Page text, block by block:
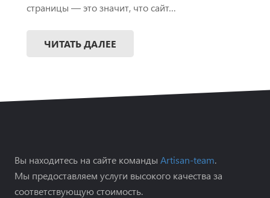
страницы — это значит, что сайт…
ЧИТАТЬ ДАЛЕЕ
Вы находитесь на сайте команды Artisan-team.
Мы предоставляем услуги высокого качества за
соответствующую стоимость.